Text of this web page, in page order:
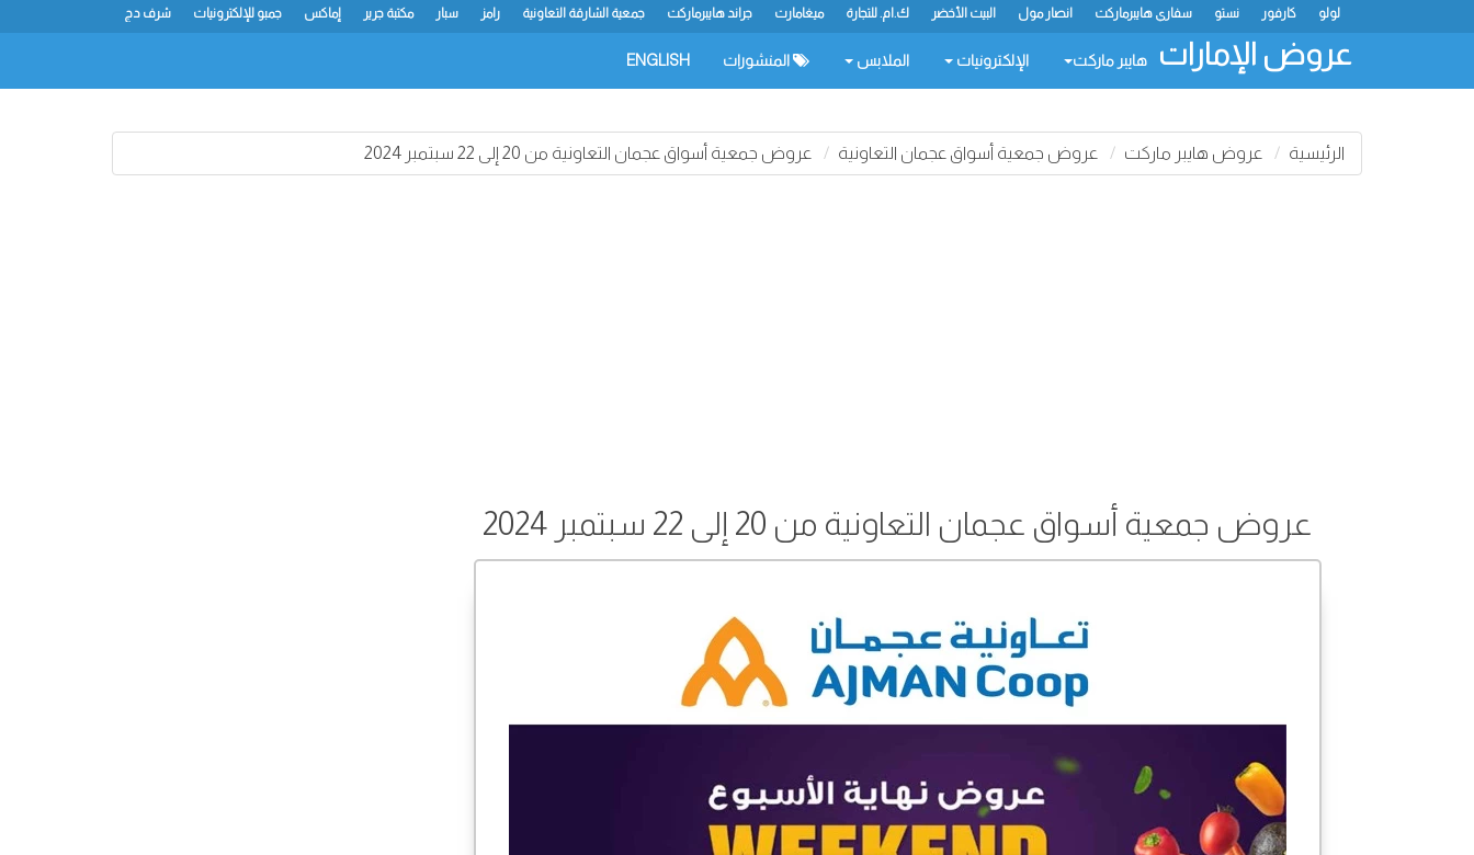
شرف دج جمبو للإلكترونيات إماكس مكتبة جرير سبار رامز جمعية الشارقة التعاونية جراند هايبرماركت ميغامارت ك.ام. للتجارة البيت الأخضر انصار مول سفاري هايبرماركت نستو كارفور لولو
عروض الإمارات هايبر ماركت الإلكترونيات الملابس المنشورات ENGLISH
الرئيسية عروض هايبر ماركت عروض جمعية أسواق عجمان التعاونية عروض جمعية أسواق عجمان التعاونية من 20 إلى 22 سبتمبر 2024
عروض جمعية أسواق عجمان التعاونية من 20 إلى 22 سبتمبر 2024